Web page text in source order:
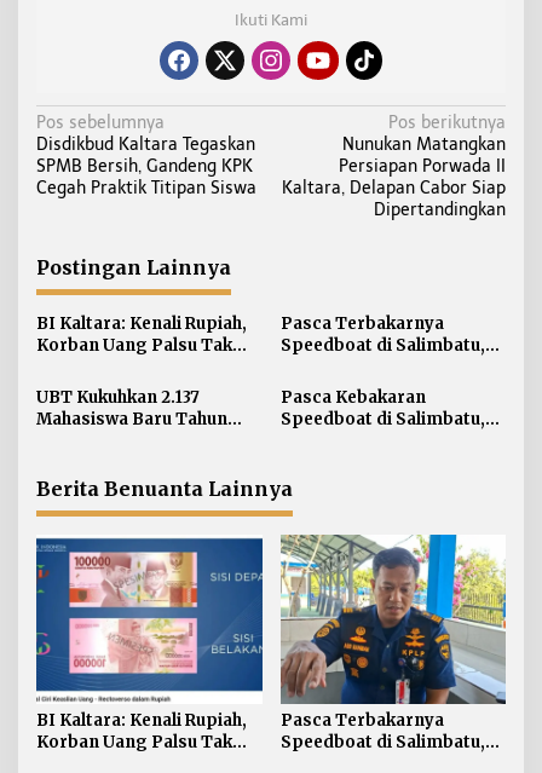
Ikuti Kami
N
a
v
a
s
i
p
o
s
Pos sebelumnya
Disdikbud Kaltara Tegaskan
SPMB Bersih, Gandeng KPK
Cegah Praktik Titipan Siswa
Pos berikutnya
Nunukan Matangkan
Persiapan Porwada II
Kaltara, Delapan Cabor Siap
Dipertandingkan
Postingan Lainnya
BI Kaltara: Kenali Rupiah,
Korban Uang Palsu Tak
Pasca Terbakarnya
Speedboat di Salimbatu,
Pengawasan dan Edukasi
Awak Kapal
UBT Kukuhkan 2.137
Mahasiswa Baru Tahun
Pasca Kebakaran
Speedboat di Salimbatu,
Keselamatan
Berita Benuanta Lainnya
BI Kaltara: Kenali Rupiah,
Korban Uang Palsu Tak
Pasca Terbakarnya
Speedboat di Salimbatu,